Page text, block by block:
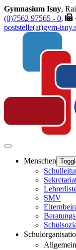
Gymnasium Isny,
(0)7562 97565 - 0,
poststelle(at)gym-
Menschen
SMV